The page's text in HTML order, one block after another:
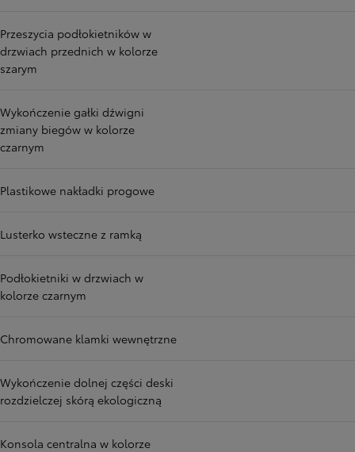
Przeszycia podłokietników w
drzwiach przednich w kolorze
szarym
Wykończenie gałki dźwigni
zmiany biegów w kolorze
czarnym
Plastikowe nakładki progowe
Lusterko wsteczne z ramką
Podłokietniki w drzwiach w
kolorze czarnym
Chromowane klamki wewnętrzne
Wykończenie dolnej części deski
rozdzielczej skórą ekologiczną
Konsola centralna w kolorze